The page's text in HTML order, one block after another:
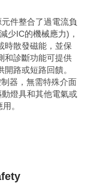
件整合了過電流負
少IC的機械應力)，
時散發磁能，並保
和診斷功能可提供
路或短路回饋。
器，無需特殊介面
燈具和其他電氣或
。